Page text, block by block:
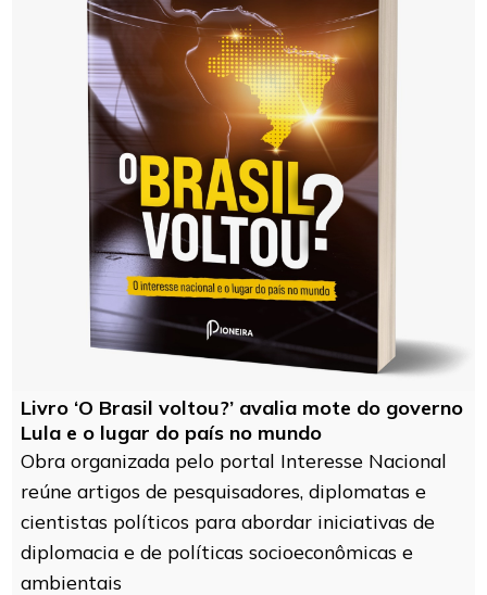
Livro ‘O Brasil voltou?’ avalia mote do governo
Lula e o lugar do país no mundo
Obra organizada pelo portal Interesse Nacional
reúne artigos de pesquisadores, diplomatas e
cientistas políticos para abordar iniciativas de
diplomacia e de políticas socioeconômicas e
ambientais